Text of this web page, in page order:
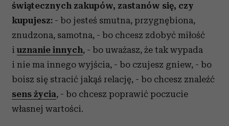
świątecznych zakupów, zastanów się, czy
kupujesz: - bo jesteś smutna, przygnębiona,
znudzona, samotna, - bo chcesz zdobyć miłość
i uznanie innych, - bo uważasz, że tak wypada
i nie ma innego wyjścia, - bo czujesz gniew, - bo
boisz się stracić jakąś relację, - bo chcesz znaleźć
sens życia, - bo chcesz poprawić poczucie
własnej wartości.